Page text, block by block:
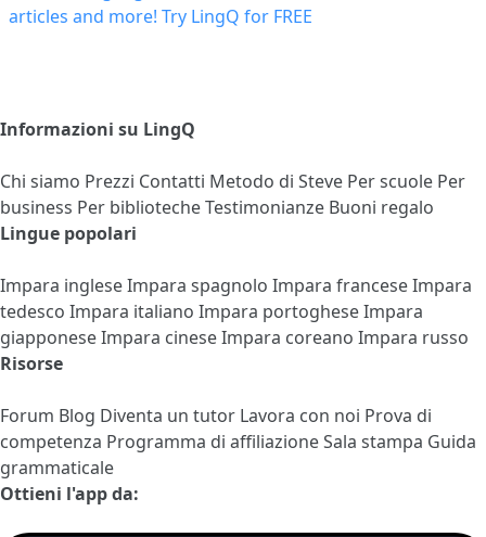
Informazioni su LingQ
Chi siamo Prezzi Contatti Metodo di Steve Per scuole Per
business Per bibliotecheTestimonianze Buoni regalo
Lingue popolari
Impara ingleseImpara spagnolo Impara franceseImpara
tedesco Impara italiano Impara portogheseImpara
giapponeseImpara cineseImpara coreano Impara russo
Risorse
Forum Blog Diventa un tutor Lavora con noi Prova di
competenza Programma di affiliazioneSala stampa Guida
grammaticale
Ottieni l'app da: